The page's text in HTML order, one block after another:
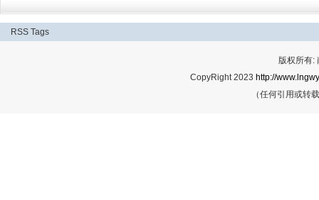
RSS Tags
版权所有:
CopyRight 2023 http://
（任何引用或转